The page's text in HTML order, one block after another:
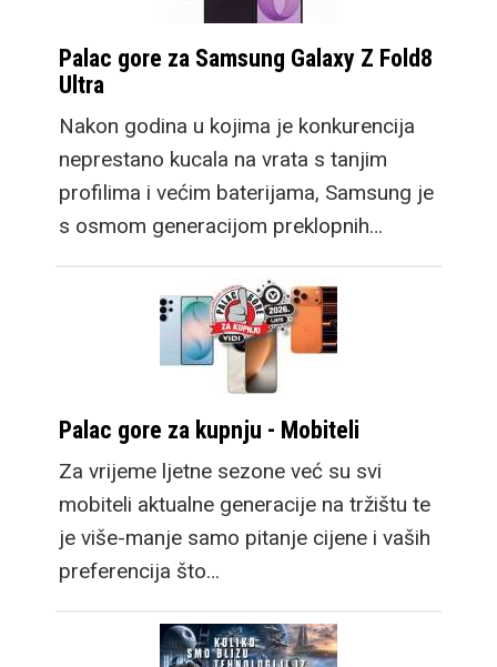
Palac gore za Samsung Galaxy Z Fold8
Ultra
Nakon godina u kojima je konkurencija
neprestano kucala na vrata s tanjim
profilima i većim baterijama, Samsung je
s osmom generacijom preklopnih…
Palac gore za kupnju - Mobiteli
Za vrijeme ljetne sezone već su svi
mobiteli aktualne generacije na tržištu te
je više-manje samo pitanje cijene i vaših
preferencija što…